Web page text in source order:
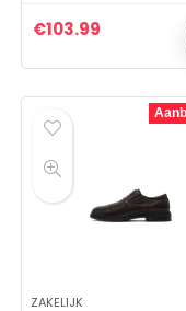
€103.99
ZAKELIJK